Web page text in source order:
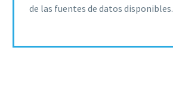
de las fuentes de datos disponibles.